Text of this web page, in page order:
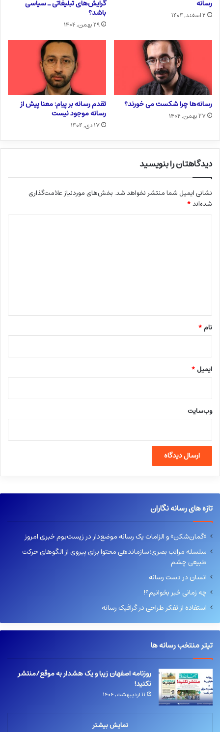
رسانه
۲ اسفند, ۱۴۰۴
گرایش‌های تبلیغاتی ـ سیاسی
باشد؟
۲۹ بهمن, ۱۴۰۴
رسانه‌ها چرا شکست می خورند؟
۲۷ بهمن, ۱۴۰۴
تقدم رسانه بر پیام: معنا پیش از
رسانه موجود نیست
۱۷ دی, ۱۴۰۴
دیدگاهتان را بنویسید
نشانی ایمیل شما منتشر نخواهد شد. بخش‌های موردنیاز علامت‌گذاری
شده‌اند*
نام*
ایمیل*
وب‌سایت
تازه های رسانه نگاران
«گمان‌شکن» و الزامات یک رسانه موضع‌دار در زیست‌بوم خبری امروز
سلسله مراتب بصری؛سازماندهی محتوا برای پیروی از الگوهای حرکت
طبیعی چشم
انسان در دست رسانه
چه زمانی خبر بخوانیم؟!
استفاده از تفکر طراحی در گرافیک رسانه
تیتر منتخب رسانه ها
روزنامه اصفهان زیبا و یک هشدار به موقع/منتشر
نکنید!
۱۱ اردیبهشت, ۱۴۰۴
نمایش بیشتر